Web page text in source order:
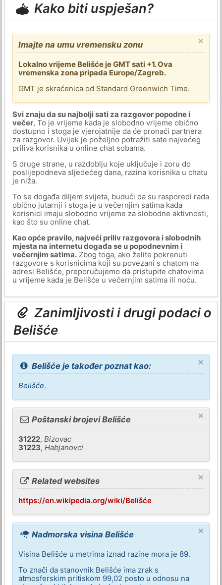
Kako biti uspješan?
×
Imajte na umu vremensku zonu
Lokalno vrijeme Belišće je GMT sati +1. Ova
vremenska zona pripada Europe/Zagreb.
GMT je skraćenica od Standard Greenwich Time.
Svi znaju da su najbolji sati za razgovor popodne i
večer, To je vrijeme kada je slobodno vrijeme obično
dostupno i stoga je vjerojatnije da će pronaći partnera
za razgovor. Uvijek je poželjno potražiti sate najvećeg
priliva korisnika u online chat sobama.
S druge strane, u razdoblju koje uključuje i zoru do
poslijepodneva sljedećeg dana, razina korisnika u chatu
je niža.
To se događa diljem svijeta, budući da su rasporedi rada
obično jutarnji i stoga je u večernjim satima kada
korisnici imaju slobodno vrijeme za slobodne aktivnosti,
kao što su online chat.
Kao opće pravilo, najveći priliv razgovora i slobodnih
mjesta na internetu događa se u popodnevnim i
večernjim satima.Zbog toga, ako želite pokrenuti
razgovore s korisnicima koji su povezani s chatom na
adresi Belišće, preporučujemo da pristupite chatovima
u vrijeme kada je Belišće u večernjim satima ili noću.
Zanimljivosti i drugi podaci o
Belišće
×
Belišće je također poznat kao:
Belišće.
×
Poštanski brojevi Belišće
31222, Bizovac
31223, Habjanovci
×
Related websites
https://en.wikipedia.org/wiki/Belišće
×
Nadmorska visina Belišće
Visina Belišće u metrima iznad razine mora je 89.
To znači da stanovnik Belišće ima zrak s
atmosferskim pritiskom 99,02 posto u odnosu na